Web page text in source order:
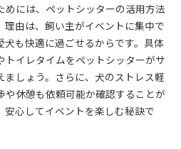
めには、ペットシッターの活用方法
理由は、飼い主がイベントに集中で
犬も快適に過ごせるからです。具体
トイレタイムをペットシッターがサ
しょう。さらに、犬のストレス軽
や休憩も依頼可能か確認することが
安心してイベントを楽しむ秘訣で